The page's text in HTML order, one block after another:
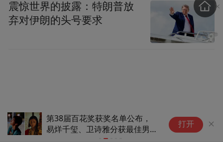
第38届百花奖获奖名单公布，
易烊千玺、卫诗雅分获最佳男女
打开
震惊世界的披露：特朗普放
弃对伊朗的头号要求